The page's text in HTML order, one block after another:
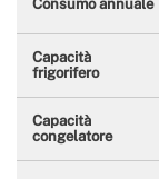
Consumo annuale
Capacità
frigorifero
Capacità
congelatore